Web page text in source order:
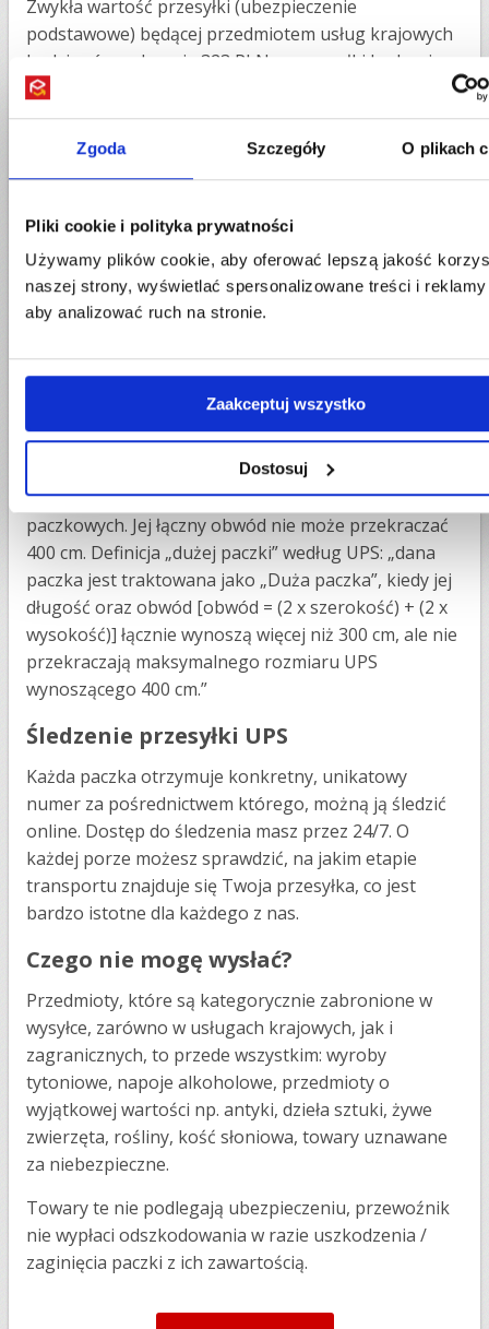
Zgoda Szczegóły O plikach
Pliki cookie i polityka prywatności
Używamy plików cookie, aby oferować lepszą jakość
naszej strony, wyświetlać spersonalizowane treści i
aby analizować ruch na stronie.
Zaakceptuj wszystko
Dostosuj
Zwykła wartość przesyłki (ubezpieczenie
podstawowe) będącej przedmiotem usług krajowych
będzie równa kwocie 323 PLN, a przesyłki będącej
przedmiotem usług międzynarodowych będzie równa
wyższej z następujących dwóch kwot:
kwocie 323 PLN albo
przesyłki i równowartości w złotych polskich kwoty
8,33 SDR.
Maksymalna wartość ubezpieczenia przesyłki
krajowej i międzynarodowej w serwisie Przesyłarka.pl
to 5000 zł.Szczegółowe warunku ubezpieczenia
Dopuszczalne gabaryty paczki
Korzystając z UPS maksymalna waga paczki jaką
możesz nadać to 70 kg. Maksymalna długość paczki
wynosi 274 cm w przypadku wszystkich usług
paczkowych. Jej łączny obwód nie może przekraczać
400 cm. Definicja „dużej paczki” według UPS: „dana
paczka jest traktowana jako „Duża paczka”, kiedy jej
długość oraz obwód [obwód = (2 x szerokość) + (2 x
wysokość)] łącznie wynoszą więcej niż 300 cm, ale nie
przekraczają maksymalnego rozmiaru UPS
wynoszącego 400 cm.”
Śledzenie przesyłki UPS
Każda paczka otrzymuje konkretny, unikatowy
numer za pośrednictwem którego, możną ją śledzić
online. Dostęp do śledzenia masz przez 24/7. O
każdej porze możesz sprawdzić, na jakim etapie
transportu znajduje się Twoja przesyłka, co jest
bardzo istotne dla każdego z nas.
Czego nie mogę wysłać?
Przedmioty, które są kategorycznie zabronione w
wysyłce, zarówno w usługach krajowych, jak i
zagranicznych, to przede wszystkim: wyroby
tytoniowe, napoje alkoholowe, przedmioty o
wyjątkowej wartości np. antyki, dzieła sztuki, żywe
zwierzęta, rośliny, kość słoniowa, towary uznawane
za niebezpieczne.
Towary te nie podlegają ubezpieczeniu, przewoźnik
nie wypłaci odszkodowania w razie uszkodzenia /
zaginięcia paczki z ich zawartością.